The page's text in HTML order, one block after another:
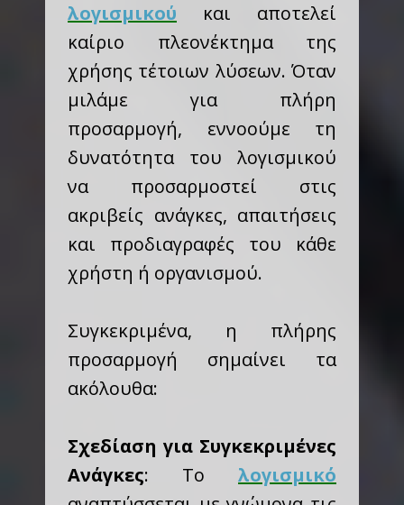
λογισμικού και αποτελεί
καίριο πλεονέκτημα της
χρήσης τέτοιων λύσεων. Όταν
μιλάμε για πλήρη
προσαρμογή, εννοούμε τη
δυνατότητα του λογισμικού
να προσαρμοστεί στις
ακριβείς ανάγκες, απαιτήσεις
και προδιαγραφές του κάθε
χρήστη ή οργανισμού.
Συγκεκριμένα, η πλήρης
προσαρμογή σημαίνει τα
ακόλουθα:
Σχεδίαση για Συγκεκριμένες
Ανάγκες: Το λογισμικό